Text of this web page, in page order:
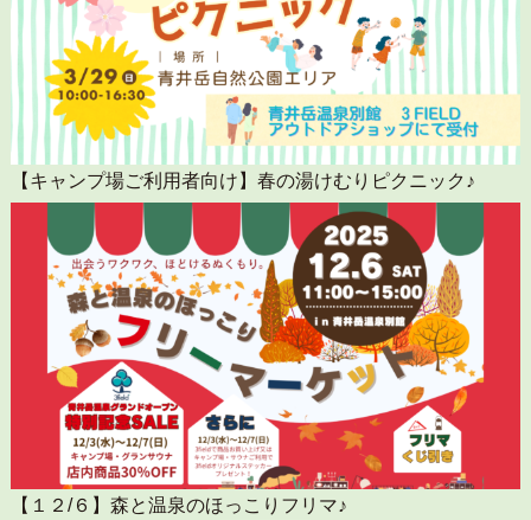
【キャンプ場ご利用者向け】春の湯けむりピクニック♪
【１２/６】森と温泉のほっこりフリマ♪